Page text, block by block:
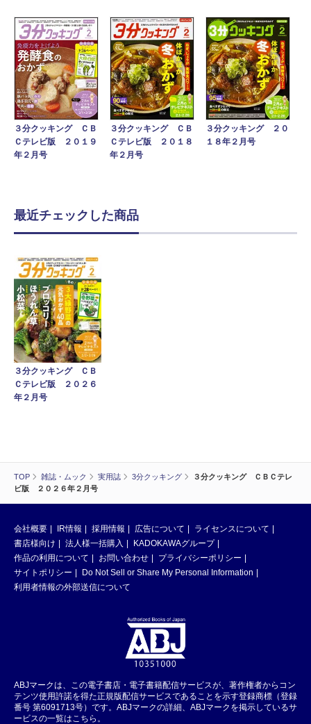
TOP 雑誌・ムック 実用誌 3分クッキング
３分クッキング ＣＢＣテレ
ビ版 ２０２６年２月号
３分クッキング ＣＢ
Ｃテレビ版 ２０１９
年２月号
３分クッキング ＣＢ
Ｃテレビ版 ２０１８
年２月号
３分クッキング ２０
１８年２月号
最近チェックした商品
３分クッキング ＣＢ
Ｃテレビ版 ２０２６
年２月号
会社概要 IR情報 採用情報 広告について
ライセンスについて
書店様向け
法人様一括購入
KADOKAWAグループ
作品の利用について
お問い合わせ
プライバシーポリシー
サイトポリシー
Do Not Sell or Share My Personal Information
利用者情報の外部送信について
ABJマークは、この電子書店・電子書籍配信サービスが、著作権者からコン
テンツ使用許諾を得た正規版配信サービスであることを示す登録商標（登録
番号 第6091713号）です。ABJマークの詳細、ABJマークを掲示しているサ
ービスの一覧はこちら。